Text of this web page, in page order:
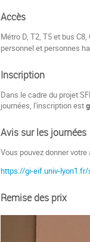
Accès
Métro D, T2, T5 et bus
personnel et personnes
Inscription
Dans le cadre du projet
journées, l'inscription est
Avis sur les journées
Vous pouvez donner
https://gi-eif.univ-
Remise des prix